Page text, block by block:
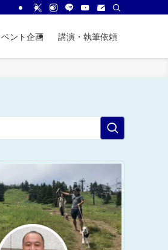
ント企画 講演・執筆依頼